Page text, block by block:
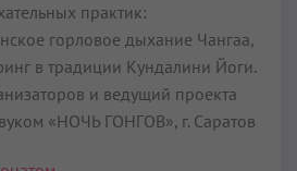
практик:
горловое дыхание Чангаа,
в традиции Кундалини Йоги.
и ведущий проекта
«НОЧЬ ГОНГОВ», г. Саратов